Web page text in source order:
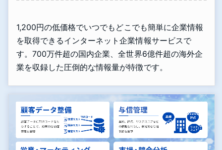
1,200円の低価格でいつでもどこでも簡単に企業情報
を取得できるインターネット企業情報サービスで
す。700万件超の国内企業、全世界6億件超の海外企
業を収録した圧倒的な情報量が特徴です。